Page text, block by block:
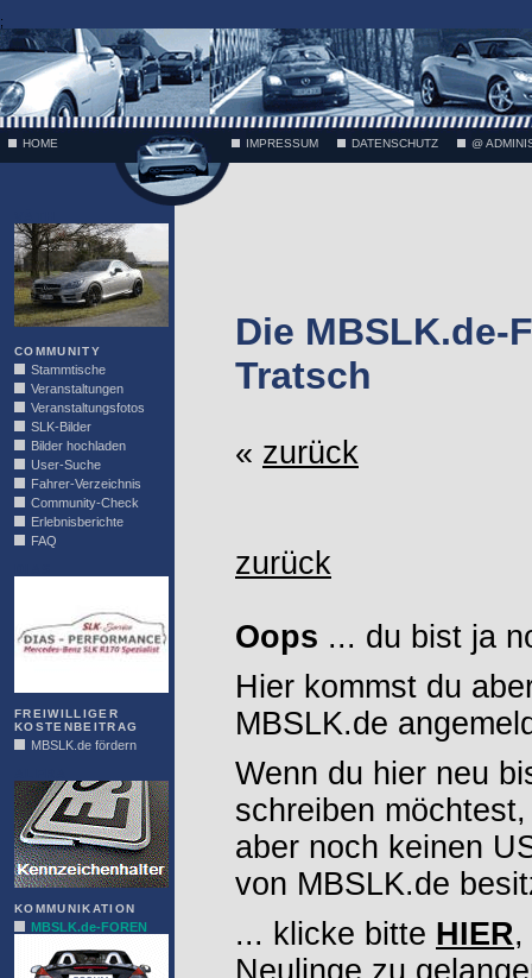
;
HOME IMPRESSUM DATENSCHUTZ @
COMMUNITY
Stammtische
Veranstaltungen
Veranstaltungsfotos
SLK-Bilder
Bilder hochladen
User-Suche
Fahrer-Verzeichnis
Community-Check
Erlebnisberichte
FAQ
FREIWILLIGER
KOSTENBEITRAG
MBSLK.de fördern
KOMMUNIKATION
MBSLK.de-FOREN
Die MBSLK.de-
Tratsch
« zurück
zurück
Oops ... du bist ja
Hier kommst du
MBSLK.de
Wenn du hier neu
schreiben möchtest,
aber noch keinen
von MBSLK.de
... klicke bitte HIER,
Neulinge zu